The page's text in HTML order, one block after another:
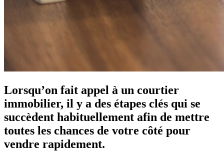
Lorsqu’on fait appel à un courtier
immobilier, il y a des étapes clés qui se
succèdent habituellement afin de mettre
toutes les chances de votre côté pour
vendre rapidement.